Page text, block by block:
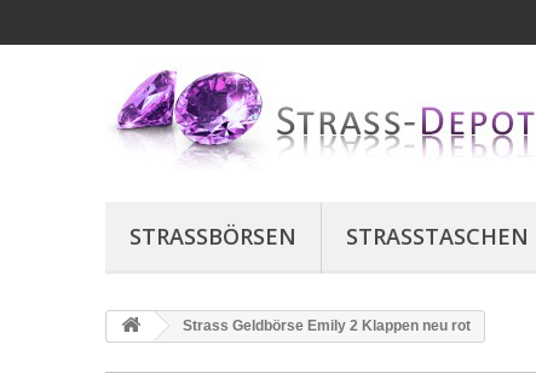
STRASSBÖRSEN STRASSTASCHEN
Strass Geldbörse Emily 2 Klappen neu rot